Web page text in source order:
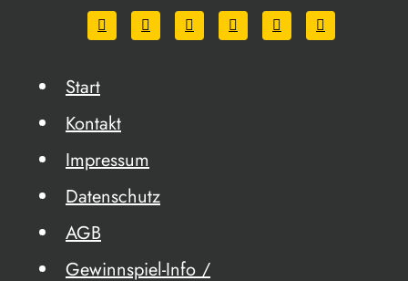
Start
Kontakt
Impressum
Datenschutz
AGB
Gewinnspiel-Info /